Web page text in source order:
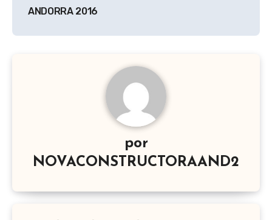
entradas
ANDORRA 2016
por
NOVACONSTRUCTORAAND2